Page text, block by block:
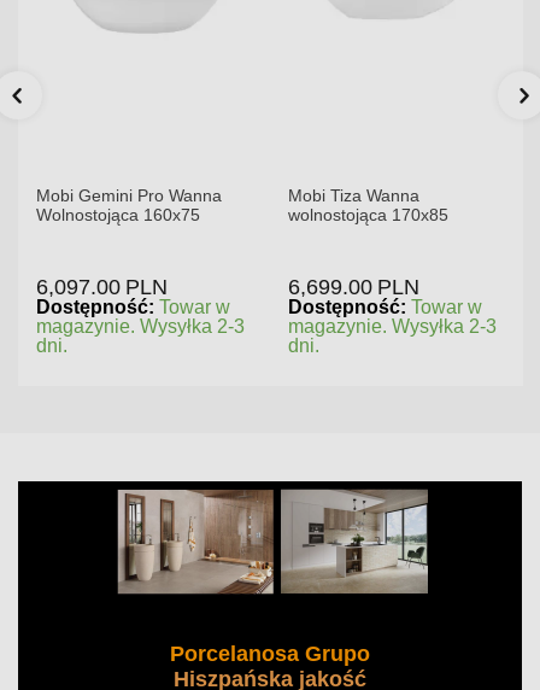
Mobi Gemini Pro Wanna
Wolnostojąca 160x75
6,097.00 PLN
Dostępność: Towar w
magazynie. Wysyłka 2-3
dni.
Mobi Tiza Wanna
wolnostojąca 170x85
6,699.00 PLN
Dostępność: Towar w
magazynie. Wysyłka 2-3
dni.
Porcelanosa Grupo
Hiszpańska jakość